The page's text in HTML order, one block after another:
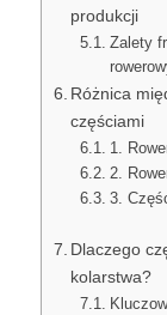
produkcji
Zalety
Różnica
częściami
1.
2.
3.
Dlaczego
kolarstwa?